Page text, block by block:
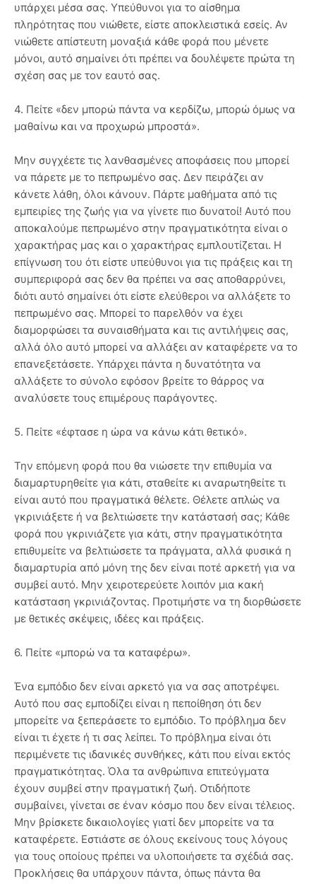
υπάρχει μέσα σας. Υπεύθυνοι για το αίσθημα
πληρότητας που νιώθετε, είστε αποκλειστικά εσείς. Αν
νιώθετε απίστευτη μοναξιά κάθε φορά που μένετε
μόνοι, αυτό σημαίνει ότι πρέπει να δουλέψετε πρώτα τη
σχέση σας με τον εαυτό σας.
4. Πείτε «δεν μπορώ πάντα να κερδίζω, μπορώ όμως να
μαθαίνω και να προχωρώ μπροστά».
Μην συγχέετε τις λανθασμένες αποφάσεις που μπορεί
να πάρετε με το πεπρωμένο σας. Δεν πειράζει αν
κάνετε λάθη, όλοι κάνουν. Πάρτε μαθήματα από τις
εμπειρίες της ζωής για να γίνετε πιο δυνατοί! Αυτό που
αποκαλούμε πεπρωμένο στην πραγματικότητα είναι ο
χαρακτήρας μας και ο χαρακτήρας εμπλουτίζεται. Η
επίγνωση του ότι είστε υπεύθυνοι για τις πράξεις και τη
συμπεριφορά σας δεν θα πρέπει να σας αποθαρρύνει,
διότι αυτό σημαίνει ότι είστε ελεύθεροι να αλλάξετε το
πεπρωμένο σας. Μπορεί το παρελθόν να έχει
διαμορφώσει τα συναισθήματα και τις αντιλήψεις σας,
αλλά όλο αυτό μπορεί να αλλάξει αν καταφέρετε να το
επανεξετάσετε. Υπάρχει πάντα η δυνατότητα να
αλλάξετε το σύνολο εφόσον βρείτε το θάρρος να
αναλύσετε τους επιμέρους παράγοντες.
5. Πείτε «έφτασε η ώρα να κάνω κάτι θετικό».
Την επόμενη φορά που θα νιώσετε την επιθυμία να
διαμαρτυρηθείτε για κάτι, σταθείτε κι αναρωτηθείτε τι
είναι αυτό που πραγματικά θέλετε. Θέλετε απλώς να
γκρινιάξετε ή να βελτιώσετε την κατάστασή σας; Κάθε
φορά που γκρινιάζετε για κάτι, στην πραγματικότητα
επιθυμείτε να βελτιώσετε τα πράγματα, αλλά φυσικά η
διαμαρτυρία από μόνη της δεν είναι ποτέ αρκετή για να
συμβεί αυτό. Μην χειροτερεύετε λοιπόν μια κακή
κατάσταση γκρινιάζοντας. Προτιμήστε να τη διορθώσετε
με θετικές σκέψεις, ιδέες και πράξεις.
6. Πείτε «μπορώ να τα καταφέρω».
Ένα εμπόδιο δεν είναι αρκετό για να σας αποτρέψει.
Αυτό που σας εμποδίζει είναι η πεποίθηση ότι δεν
μπορείτε να ξεπεράσετε το εμπόδιο. Το πρόβλημα δεν
είναι τι έχετε ή τι σας λείπει. Το πρόβλημα είναι ότι
περιμένετε τις ιδανικές συνθήκες, κάτι που είναι εκτός
πραγματικότητας. Όλα τα ανθρώπινα επιτεύγματα
έχουν συμβεί στην πραγματική ζωή. Οτιδήποτε
συμβαίνει, γίνεται σε έναν κόσμο που δεν είναι τέλειος.
Μην βρίσκετε δικαιολογίες γιατί δεν μπορείτε να τα
καταφέρετε. Εστιάστε σε όλους εκείνους τους λόγους
για τους οποίους πρέπει να υλοποιήσετε τα σχέδιά σας.
Προκλήσεις θα υπάρχουν πάντα, όπως πάντα θα